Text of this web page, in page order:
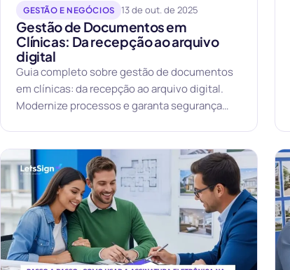
GESTÃO E NEGÓCIOS 13 de out. de 2025
Gestão de Documentos em
Clínicas: Da recepção ao arquivo
digital
Guia completo sobre gestão de documentos
em clínicas: da recepção ao arquivo digital.
Modernize processos e garanta segurança